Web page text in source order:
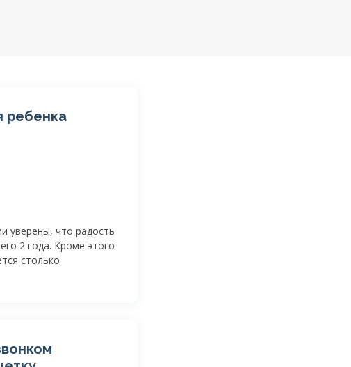
ребенка
уверены, что радость
2 года. Кроме этого
столько